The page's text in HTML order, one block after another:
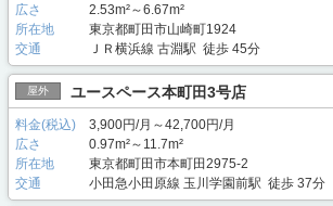
広さ
2.53m²～6.67m²
所在地
東京都町田市山崎町1924
交通
ＪＲ横浜線 古淵駅 徒歩 45分
屋外 ユースペース本町田3号店
料金(税込)
3,900円/月～42,700円/月
広さ
0.97m²～11.7m²
所在地
東京都町田市本町田2975-2
交通
小田急小田原線 玉川学園前駅 徒歩 37分